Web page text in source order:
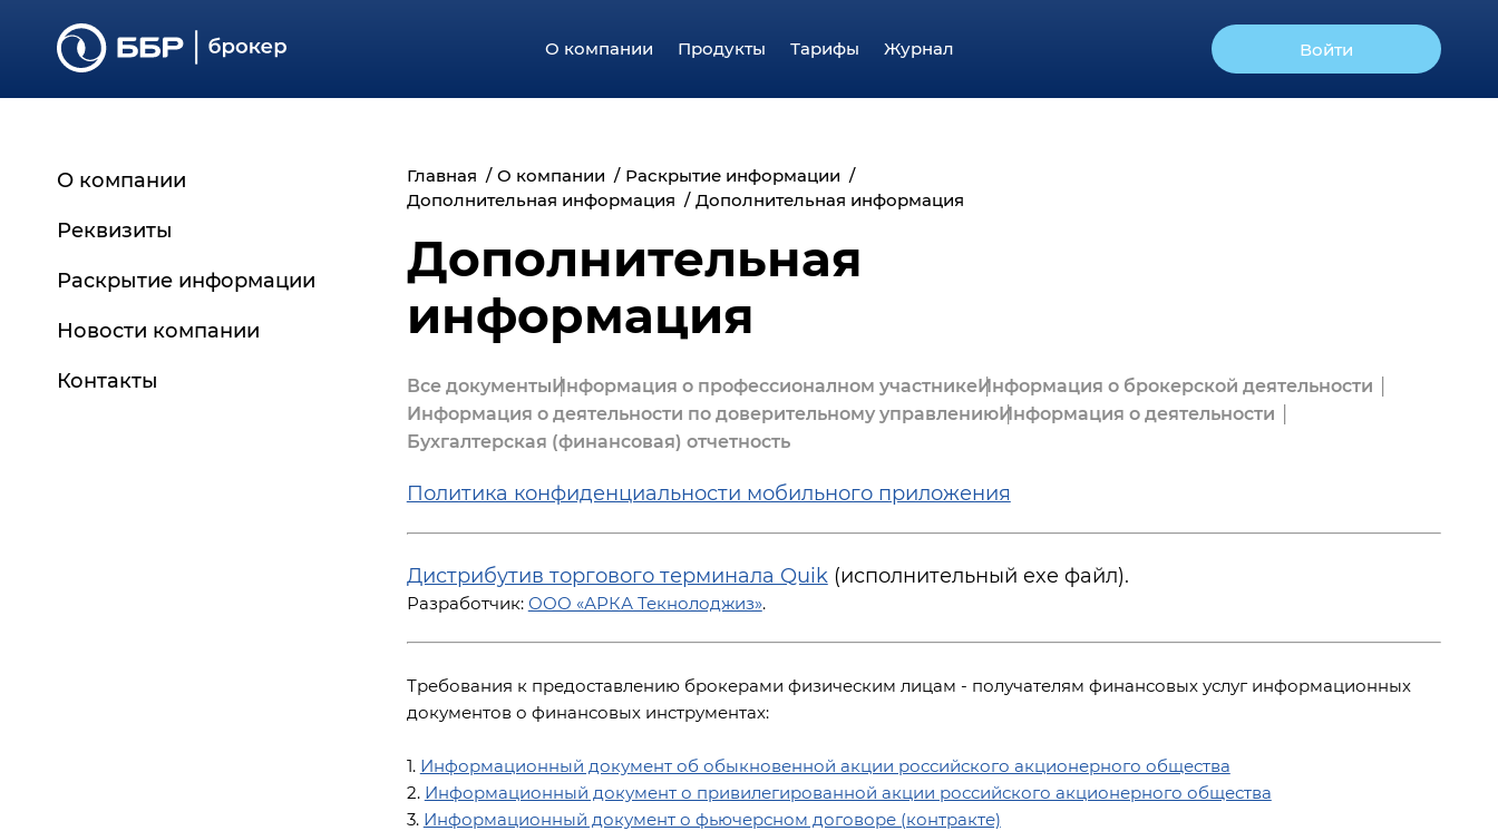
О компании Продукты Тарифы Журнал Войти
О компании
Реквизиты
Раскрытие информации
Основные сведения
Отчётность
Новости компании
Контакты
Главная О компании
Раскрытие информации
Дополнительная информация
Дополнительная информация
Дополнительная
информация
Все документыИнформация о профессионалном участникеИнформация о брокерской деятельности
Информация о деятельности по доверительному управлениюИнформация о деятельности
Бухгалтерская (финансовая) отчетность
Политика конфиденциальности мобильного приложения
Дистрибутив торгового терминала Quik(исполнительный exe файл).
Разработчик: ООО «АРКА Текнолоджиз».
Требования к предоставлению брокерами физическим лицам - получателям финансовых услуг информационных
документов о финансовых инструментах:
1. Информационный документ об обыкновенной акции российского акционерного общества
2. Информационный документ о привилегированной акции российского акционерного общества
3. Информационный документ о фьючерсном договоре (контракте)